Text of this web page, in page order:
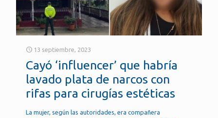
13 septiembre, 2023
Cayó ‘influencer’ que habría
lavado plata de narcos con
rifas para cirugías estéticas
La mujer, según las autoridades, era compañera